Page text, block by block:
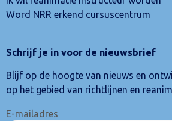
Word NRR erkend cursuscentrum
Schrijf je in voor de nieuwsbrief
Blijf op de hoogte van nieuws en
op het gebied van richtlijnen en
E-mailadres